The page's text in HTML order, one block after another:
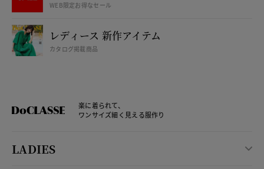
WEB限定お得なセール
レディース 新作アイテム
カタログ掲載商品
楽に着られて、
ワンサイズ細く見える服作り
LADIES